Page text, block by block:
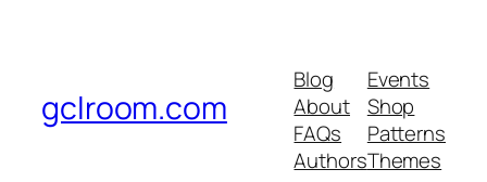
gclroom.com
Blog
About
FAQs
Authors
Events
Shop
Patterns
Themes